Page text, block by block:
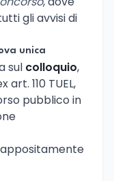
gli avvisi di
unica
sul colloquio,
110 TUEL,
pubblico in